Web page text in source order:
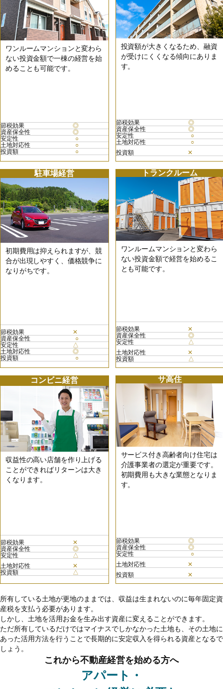
ワンルームマンションと変わら
ない投資金額で一棟の経営を始
めることも可能です。
節税効果
◎
資産保全性
◎
安定性
○
土地対応性
○
投資額
○
投資額が大きくなるため、融資
が受けにくくなる傾向にありま
す。
節税効果
◎
資産保全性
◎
安定性
○
土地対応性
○
投資額
✕
駐車場経営
初期費用は抑えられますが、競
合が出現しやすく、価格競争に
なりがちです。
節税効果
✕
資産保全性
○
安定性
△
土地対応性
◎
投資額
○
トランクルーム
ワンルームマンションと変わら
ない投資金額で経営を始めるこ
とも可能です。
節税効果
✕
資産保全性
◎
安定性
△
土地対応性
✕
投資額
△
コンビニ経営
収益性の高い店舗を作り上げる
ことができればリターンは大き
くなります。
節税効果
✕
資産保全性
◎
安定性
△
土地対応性
✕
投資額
△
サ高住
サービス付き高齢者向け住宅は
介護事業者の選定が重要です。
初期費用も大きな業態となりま
す。
節税効果
◎
資産保全性
◎
安定性
○
土地対応性
✕
投資額
✕
所有している土地が更地のままでは、収益は生まれないのに毎年固定資
産税を支払う必要があります。
しかし、土地を活用お金を生み出す資産に変えることができます。
ただ所有しているだけではマイナスでしかなかった土地も、その土地に
あった活用方法を行うことで長期的に安定収入を得られる資産となるで
しょう。
これから不動産経営を始める方へ
アパート・